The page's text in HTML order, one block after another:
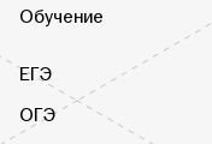
Обучение
ЕГЭ
ОГЭ